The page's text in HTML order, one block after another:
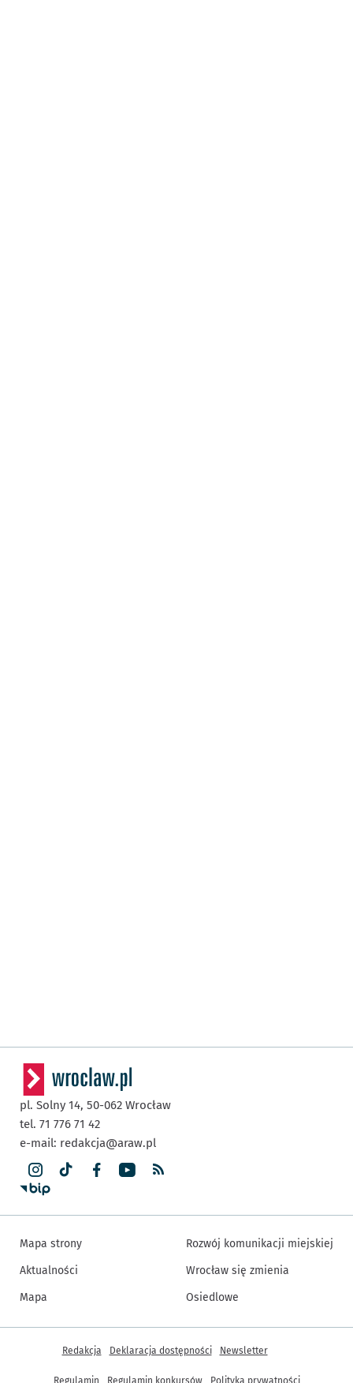
pl. Solny 14, 50-062 Wrocław
tel. 71 776 71 42
e-mail: redakcja@araw.pl
Mapa strony
Aktualności
Mapa
Rozwój komunikacji miejskiej
Wrocław się zmienia
Osiedlowe
Inne informacje
Redakcja Deklaracja dostępności Newsletter